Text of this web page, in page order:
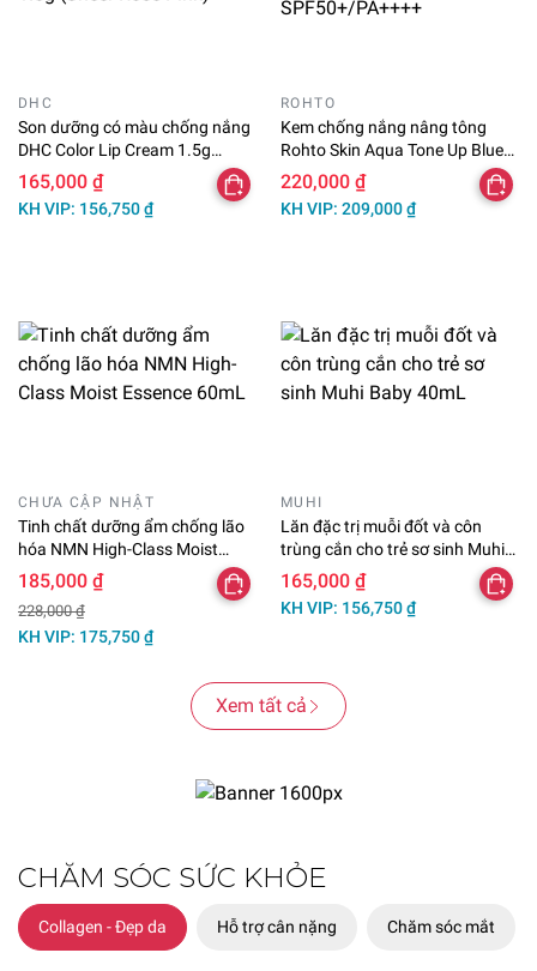
DHC
Son dưỡng có màu chống nắng
DHC Color Lip Cream 1.5g
(Sheer Rose Pink)
165,000 ₫
KH VIP: 156,750 ₫
ROHTO
Kem chống nắng nâng tông
Rohto Skin Aqua Tone Up Blue
UV SPF50+/PA++++
220,000 ₫
KH VIP: 209,000 ₫
CHƯA CẬP NHẬT
Tinh chất dưỡng ẩm chống lão
hóa NMN High-Class Moist
Essence 60mL
185,000 ₫
228,000 ₫
KH VIP: 175,750 ₫
MUHI
Lăn đặc trị muỗi đốt và côn
trùng cắn cho trẻ sơ sinh Muhi
Baby 40mL
165,000 ₫
KH VIP: 156,750 ₫
Xem tất cả
CHĂM SÓC SỨC KHỎE
Collagen - Đẹp da Hỗ trợ cân nặng Chăm sóc mắt